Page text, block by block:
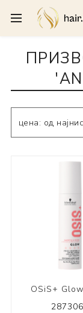
OSiS+